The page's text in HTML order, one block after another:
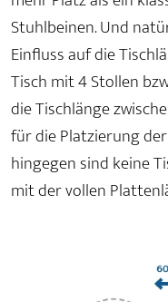
Stuhlbeinen. Und
Einfluss auf die
Tisch mit 4 Stollen
die Tischlänge
für die Platzierung
hingegen sind keine
mit der vollen